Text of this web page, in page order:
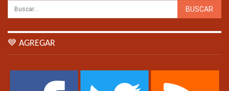
💙 AGREGAR